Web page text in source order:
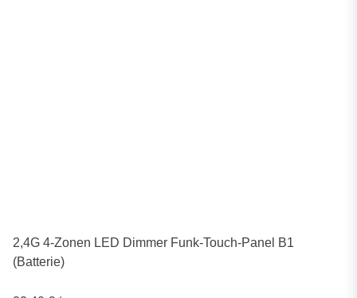
2,4G 4-Zonen LED Dimmer Funk-Touch-Panel B1
(Batterie)